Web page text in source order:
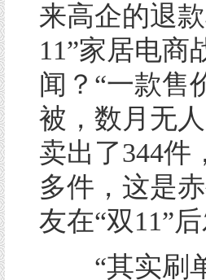
来高企的退
11”家居电商
闻？“一款售
被，数月无
卖出了344件
多件，这是
友在“双11”
“其实刷单